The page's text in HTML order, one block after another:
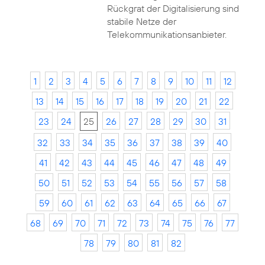
Rückgrat der Digitalisierung sind
stabile Netze der
Telekommunikationsanbieter.
1 2 3 4 5 6 7 8 9 10 11
12
13
14 15 16 17 18 19 20 21
22
23
24 25 26 27 28 29 30
31
32
33 34 35 36 37 38 39
40
41
42 43 44 45 46 47 48
49
50
51 52 53 54 55 56 57
58
59
60 61 62 63 64 65 66
67
68
69 70 71 72 73 74 75 76
77
78
79 80 81 82